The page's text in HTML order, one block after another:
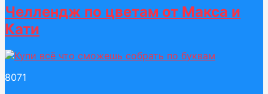
Челлендж по цветам от Макса и
Кати
8071